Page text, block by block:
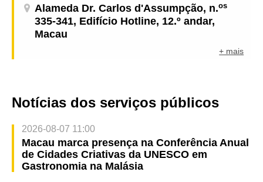
Alameda Dr. Carlos d'Assumpção, n.os
335-341, Edifício Hotline, 12.º andar,
Macau
+ mais
Notícias dos serviços públicos
2026-08-07 11:00
Macau marca presença na Conferência Anual
de Cidades Criativas da UNESCO em
Gastronomia na Malásia